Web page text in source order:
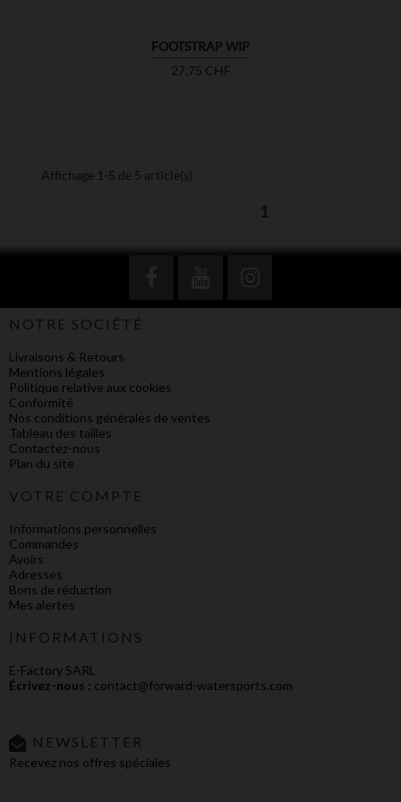
FOOTSTRAP WIP
Prix
27,75 CHF
Affichage 1-5 de 5 article(s)
1
NOTRE SOCIÉTÉ
Livraisons & Retours
Mentions légales
Politique relative aux cookies
Conformité
Nos conditions générales de ventes
Tableau des tailles
Contactez-nous
Plan du site
VOTRE COMPTE
Informations personnelles
Commandes
Avoirs
Adresses
Bons de réduction
Mes alertes
INFORMATIONS
E-Factory SARL
Écrivez-nous : contact@forward-watersports.com
NEWSLETTER
Recevez nos offres spéciales